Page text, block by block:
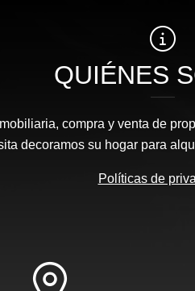
QUIÉNES
compra y venta de
decoramos su hogar para
Políticas de